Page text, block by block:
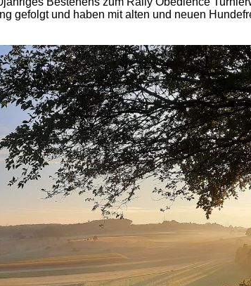
gefolgt und haben mit alten und neuen